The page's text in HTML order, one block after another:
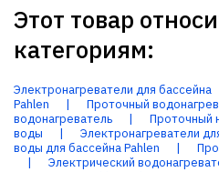
Этот товар
категориям:
Электронагреватели для бассейна
Pahlen
| Проточный
водонагреватель
| Проточный
воды
| Электронагреватели
воды для бассейна Pahlen
|
|
Электрический